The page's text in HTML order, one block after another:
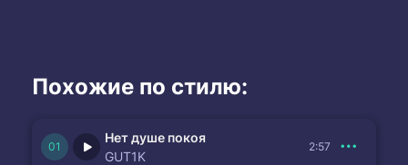
Похожие по стилю:
Нет душе покоя
GUT1K
2:57